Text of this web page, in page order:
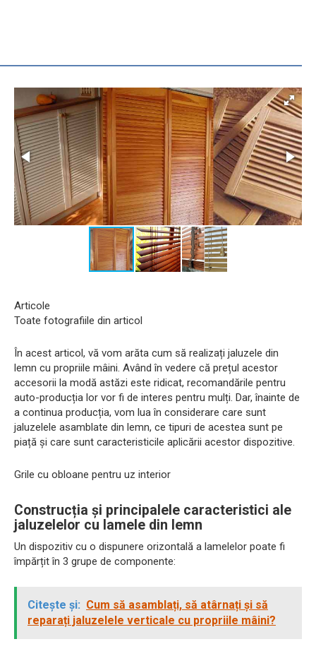
Articole
Toate fotografiile din articol
În acest articol, vă vom arăta cum să realizați jaluzele din
lemn cu propriile mâini. Având în vedere că prețul acestor
accesorii la modă astăzi este ridicat, recomandările pentru
auto-producția lor vor fi de interes pentru mulți. Dar, înainte de
a continua producția, vom lua în considerare care sunt
jaluzelele asamblate din lemn, ce tipuri de acestea sunt pe
piață și care sunt caracteristicile aplicării acestor dispozitive.
Grile cu obloane pentru uz interior
Construcția și principalele caracteristici ale
jaluzelelor cu lamele din lemn
Un dispozitiv cu o dispunere orizontală a lamelelor poate fi
împărțit în 3 grupe de componente:
Citește și: Cum să asamblați, să atârnați și să
reparați jaluzelele verticale cu propriile mâini?